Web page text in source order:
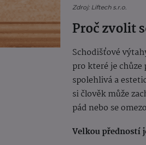
Zdroj: Liftech s.r.o.
Proč zvolit
Schodišťové
pro které je
spolehlivá a
si člověk může
pád nebo se
Velkou předností